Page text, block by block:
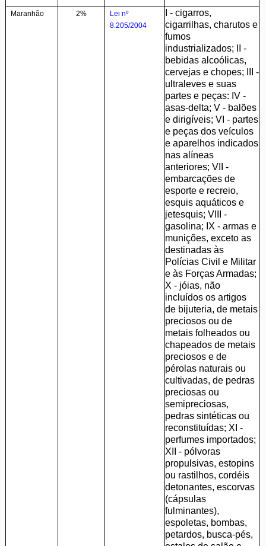
Maranhão 2%
Lei nº
8.205/2004
I - cigarros,
cigarrilhas, charutos e
fumos
industrializados; II -
bebidas alcoólicas,
cervejas e chopes; III -
ultraleves e suas
partes e peças: IV -
asas-delta; V - balões
e dirigíveis; VI - partes
e peças dos veículos
e aparelhos indicados
nas alíneas
anteriores; VII -
embarcações de
esporte e recreio,
esquis aquáticos e
jetesquis; VIII -
gasolina; IX - armas e
munições, exceto as
destinadas às
Polícias Civil e Militar
e às Forças Armadas;
X - jóias, não
incluídos os artigos
de bijuteria, de metais
preciosos ou de
metais folheados ou
chapeados de metais
preciosos e de
pérolas naturais ou
cultivadas, de pedras
preciosas ou
semipreciosas,
pedras sintéticas ou
reconstituídas; XI -
perfumes importados;
XII - pólvoras
propulsivas, estopins
ou rastilhos, cordéis
detonantes, escorvas
(cápsulas
fulminantes),
espoletas, bombas,
petardos, busca-pés,